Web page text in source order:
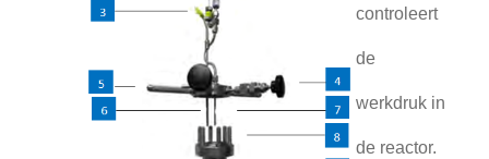
controleert
de
werkdruk in
de reactor.